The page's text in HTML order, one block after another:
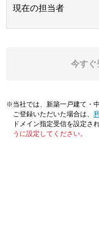
現在の担当者
今すぐ
※当社では、新築一戸建て・
ご登録いただいた場合は、「
ドメイン指定受信を設定さ
うに設定してください。